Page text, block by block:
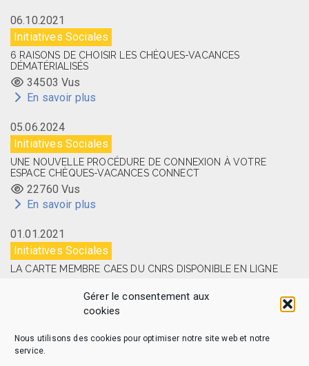
Gérer le consentement aux
cookies
Nous utilisons des cookies pour optimiser notre site web et notre
service.
06.10.2021
Initiatives Sociales
6 RAISONS DE CHOISIR LES CHÈQUES-VACANCES
DÉMATÉRIALISÉS
34503 Vus
En savoir plus
05.06.2024
Initiatives Sociales
UNE NOUVELLE PROCÉDURE DE CONNEXION À VOTRE
ESPACE CHÈQUES-VACANCES CONNECT
22760 Vus
En savoir plus
01.01.2021
Initiatives Sociales
LA CARTE MEMBRE CAES DU CNRS DISPONIBLE EN LIGNE
En savoir plus